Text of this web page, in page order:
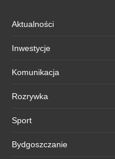
Aktualności
Inwestycje
Komunikacja
Rozrywka
Sport
Bydgoszczanie